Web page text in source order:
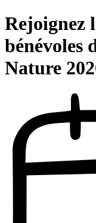
Rejoignez
bénévoles
Nature